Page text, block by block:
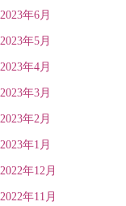
2023年6月
2023年5月
2023年4月
2023年3月
2023年2月
2023年1月
2022年12月
2022年11月